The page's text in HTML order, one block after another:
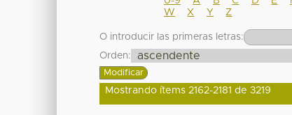
W
X Y Z
O introducir las primeras letras:
Orden:
Mostrando ítems 2162-2181 de 3219